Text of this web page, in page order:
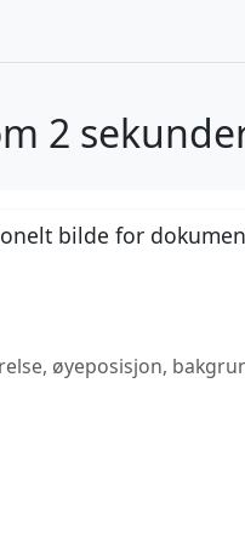
2
bilde for
øyeposisjon,